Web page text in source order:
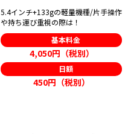
5.4インチ+133gの軽量機種/片手操作
や持ち運び重視の際は！
基本料金
4,050円（税別）
日額
450円（税別）